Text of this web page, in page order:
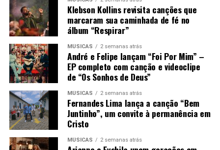
Klebson Kollins revisita canções que
marcaram sua caminhada de fé no
álbum “Respirar”
MÚSICAS 2 semanas atrás
André e Felipe lançam “Foi Por Mim” –
EP completo com canção e videoclipe
de “Os Sonhos de Deus”
MÚSICAS 2 semanas atrás
Fernandes Lima lança a canção “Bem
Juntinho”, um convite à permanência em
Cristo
MÚSICAS 2 semanas atrás